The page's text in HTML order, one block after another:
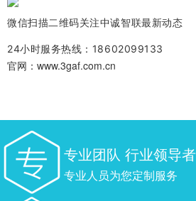
微信扫描二维码关注中诚智联最新动态
24小时服务热线：18602099133
官网：www.3gaf.com.cn
专业团队 行业领导者
专业人员为您定制服务